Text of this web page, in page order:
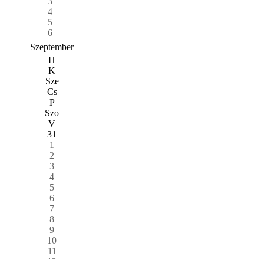
4
5
6
Szeptember
H
K
Sze
Cs
P
Szo
V
31
1
2
3
4
5
6
7
8
9
10
11